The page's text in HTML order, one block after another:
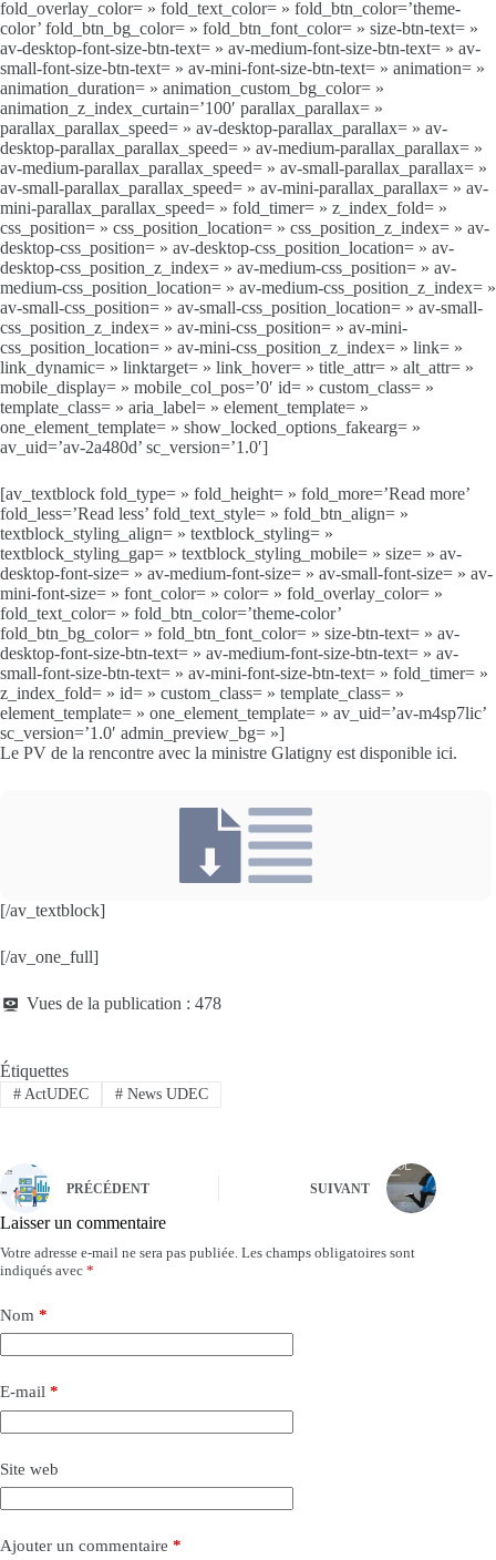
fold_overlay_color= » fold_text_color= » fold_btn_color=’theme-
color’ fold_btn_bg_color= » fold_btn_font_color= » size-btn-text= »
av-desktop-font-size-btn-text= » av-medium-font-size-btn-text= » av-
small-font-size-btn-text= » av-mini-font-size-btn-text= » animation= »
animation_duration= » animation_custom_bg_color= »
animation_z_index_curtain=’100′ parallax_parallax= »
parallax_parallax_speed= » av-desktop-parallax_parallax= » av-
desktop-parallax_parallax_speed= » av-medium-parallax_parallax= »
av-medium-parallax_parallax_speed= » av-small-parallax_parallax= »
av-small-parallax_parallax_speed= » av-mini-parallax_parallax= » av-
mini-parallax_parallax_speed= » fold_timer= » z_index_fold= »
css_position= » css_position_location= » css_position_z_index= » av-
desktop-css_position= » av-desktop-css_position_location= » av-
desktop-css_position_z_index= » av-medium-css_position= » av-
medium-css_position_location= » av-medium-css_position_z_index= »
av-small-css_position= » av-small-css_position_location= » av-small-
css_position_z_index= » av-mini-css_position= » av-mini-
css_position_location= » av-mini-css_position_z_index= » link= »
link_dynamic= » linktarget= » link_hover= » title_attr= » alt_attr= »
mobile_display= » mobile_col_pos=’0′ id= » custom_class= »
template_class= » aria_label= » element_template= »
one_element_template= » show_locked_options_fakearg= »
av_uid=’av-2a480d’ sc_version=’1.0′]
[av_textblock fold_type= » fold_height= » fold_more=’Read more’
fold_less=’Read less’ fold_text_style= » fold_btn_align= »
textblock_styling_align= » textblock_styling= »
textblock_styling_gap= » textblock_styling_mobile= » size= » av-
desktop-font-size= » av-medium-font-size= » av-small-font-size= » av-
mini-font-size= » font_color= » color= » fold_overlay_color= »
fold_text_color= » fold_btn_color=’theme-color’
fold_btn_bg_color= » fold_btn_font_color= » size-btn-text= » av-
desktop-font-size-btn-text= » av-medium-font-size-btn-text= » av-
small-font-size-btn-text= » av-mini-font-size-btn-text= » fold_timer= »
z_index_fold= » id= » custom_class= » template_class= »
element_template= » one_element_template= » av_uid=’av-m4sp7lic’
sc_version=’1.0′ admin_preview_bg= »]
Le PV de la rencontre avec la ministre Glatigny est disponible ici.
[/av_textblock]
[/av_one_full]
Vues de la publication : 478
Étiquettes
#ActUDEC #News UDEC
PRÉCÉDENT SUIVANT
Laisser un commentaire
Votre adresse e-mail ne sera pas publiée. Les champs obligatoires sont
indiqués avec *
Nom *
E-mail *
Site web
Ajouter un commentaire *